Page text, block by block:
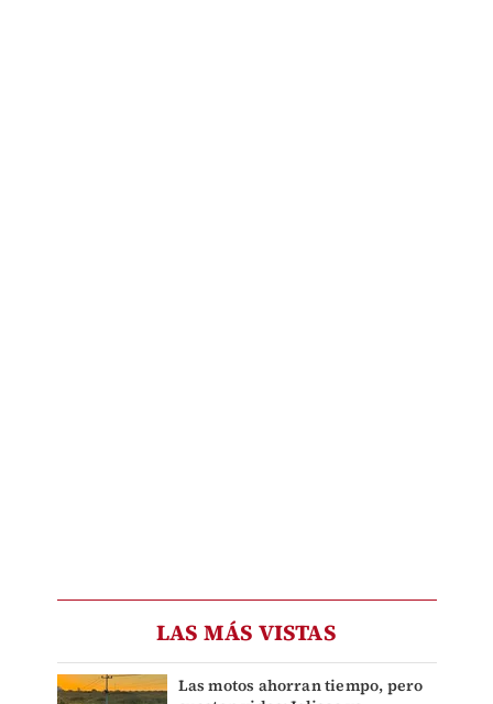
LAS MÁS VISTAS
Las motos ahorran tiempo, pero